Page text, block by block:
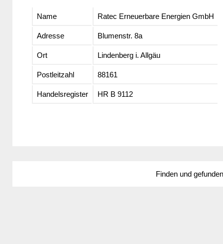
Name Ratec Erneuerbare Energien GmbH
Adresse Blumenstr. 8a
Ort Lindenberg i. Allgäu
Postleitzahl 88161
Handelsregister HR B 9112
Finden und